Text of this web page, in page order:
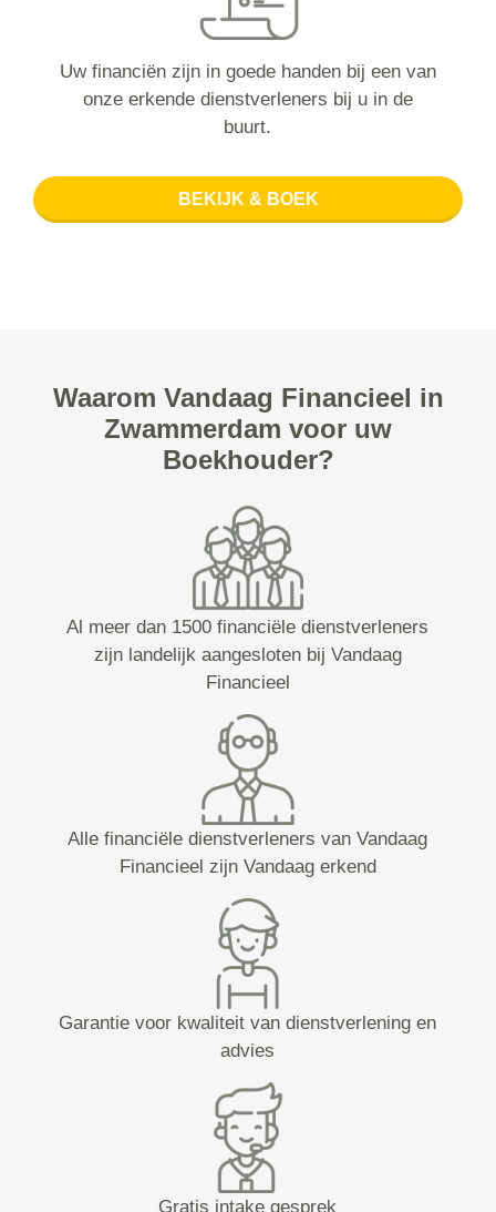
Uw financiën zijn in goede handen bij een van
onze erkende dienstverleners bij u in de
buurt.
BEKIJK & BOEK
Waarom Vandaag Financieel in
Zwammerdam voor uw
Boekhouder?
Al meer dan 1500 financiële dienstverleners
zijn landelijk aangesloten bij Vandaag
Financieel
Alle financiële dienstverleners van Vandaag
Financieel zijn Vandaag erkend
Garantie voor kwaliteit van dienstverlening en
advies
Gratis intake gesprek